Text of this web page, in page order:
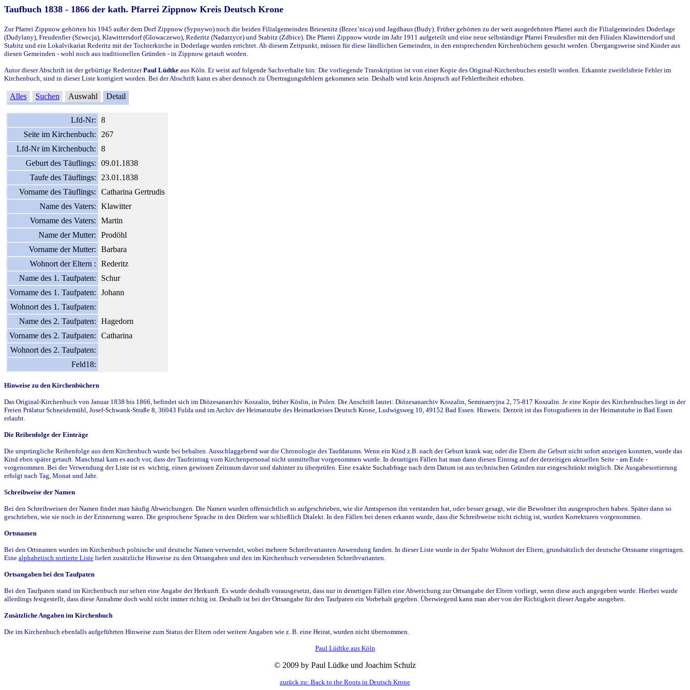
Taufbuch 1838 - 1866 der kath. Pfarrei Zippnow Kreis Deutsch Krone
Zur Pfarrei Zippnow gehörten bis 1945 außer dem Dorf Zippnow (Sypnywo) noch die beiden Filialgemeinden Briesenitz (Brzez`nica) und Jagdhaus (Budy). Früher gehörten zu der weit ausgedehnten Pfarrei auch die Filialgemeinden Doderlage
(Dudylany), Freudenfier (Szwecja), Klawittersdorf (Glowaczewo), Rederitz (Nadarzyce) und Stabitz (Zdbice). Die Pfarrei Zippnow wurde im Jahr 1911 aufgeteilt und eine neue selbständige Pfarrei Freudenfier mit den Filialen Klawittersdorf und
Stabitz und ein Lokalvikariat Rederitz mit der Tochterkirche in Doderlage wurden errichtet. Ab diesem Zeitpunkt, müssen für diese ländlichen Gemeinden, in den entsprechenden Kirchenbüchern gesucht werden. Übergangsweise sind Kinder aus
diesen Gemeinden - wohl noch aus traditionellen Gründen - in Zippnow getauft worden.
Autor dieser Abschrift ist der gebürtige RederitzerPaul Lüdtke aus Köln. Er weist auf folgende Sachverhalte hin: Die vorliegende Transkription ist von einer Kopie des Original-Kirchenbuches erstellt worden. Erkannte zweifelsfreie Fehler im
Kirchenbuch, sind in dieser Liste korrigiert worden. Bei der Abschrift kann es aber dennoch zu Übertragungsfehlern gekommen sein. Deshalb wird kein Anspruch auf Fehlerfreiheit erhoben.
Alles Suchen Auswahl Detail
Lfd-Nr:
8
Seite im Kirchenbuch:
267
Lfd-Nr im Kirchenbuch:
8
Geburt des Täuflings:
09.01.1838
Taufe des Täuflings:
23.01.1838
Vorname des Täuflings:
Catharina Gertrudis
Name des Vaters:
Klawitter
Vorname des Vaters:
Martin
Name der Mutter:
Prodöhl
Vorname der Mutter:
Barbara
Wohnort der Eltern :
Rederitz
Name des 1. Taufpaten:
Schur
Vorname des 1. Taufpaten:
Johann
Wohnort des 1. Taufpaten:
Name des 2. Taufpaten:
Hagedorn
Vorname des 2. Taufpaten:
Catharina
Wohnort des 2. Taufpaten:
Feld18:
Hinweise zu den Kirchenbüchern
Das Original-Kirchenbuch von Januar 1838 bis 1866, befindet sich im Diözesanarchiv Koszalin, früher Köslin, in Polen. Die Anschrift lautet: Diözesanarchiv Koszalin, Seminarryjna 2, 75-817 Koszalin. Je eine Kopie des Kirchenbuches liegt in der
Freien Prälatur Schneidemühl, Josef-Schwank-Straße 8, 36043 Fulda und im Archiv der Heimatstube des Heimatkreises Deutsch Krone, Ludwigsweg 10, 49152 Bad Essen. Hinweis: Derzeit ist das Fotografieren in der Heimatstube in Bad Essen
erlaubt.
Die Reihenfolge der Einträge
Die ursprüngliche Reihenfolge aus dem Kirchenbuch wurde bei behalten. Ausschlaggebend war die Chronologie des Taufdatums. Wenn ein Kind z.B. nach der Geburt krank war, oder die Eltern die Geburt nicht sofort anzeigen konnten, wurde das
Kind eben später getauft. Manchmal kam es auch vor, dass der Taufeintrag vom Kirchenpersonal nicht unmittelbar vorgenommen wurde. In derartigen Fällen hat man dann diesen Eintrag auf der derzeitigen aktuellen Seite - am Ende -
vorgenommen. Bei der Verwendung der Liste ist es wichtig, einen gewissen Zeitraum davor und dahinter zu überprüfen. Eine exakte Suchabfrage nach dem Datum ist aus technischen Gründen nur eingeschränkt möglich. Die Ausgabesortierung
erfolgt nach Tag, Monat und Jahr.
Schreibweise der Namen
Bei den Schreibweisen der Namen findet man häufig Abweichungen. Die Namen wurden offensichtlich so aufgeschrieben, wie die Amtsperson ihn verstanden hat, oder besser gesagt, wie die Bewohner ihn ausgesprochen haben. Später dann so
geschrieben, wie sie noch in der Erinnerung waren. Die gesprochene Sprache in den Dörfern war schließlich Dialekt. In den Fällen bei denen erkannt wurde, dass die Schreibweise nicht richtig ist, wurden Korrekturen vorgenommen.
Ortsnamen
Bei den Ortsnamen wurden im Kirchenbuch polnische und deutsche Namen verwendet, wobei mehrere Schreibvarianten Anwendung fanden. In dieser Liste wurde in der Spalte Wohnort der Eltern, grundsätzlich der deutsche Ortsname eingetragen.
Eine alphabetisch sortierte Liste liefert zusätzliche Hinweise zu den Ortsangaben und den im Kirchenbuch verwendeten Schreibvarianten.
Ortsangaben bei den Taufpaten
Bei den Taufpaten stand im Kirchenbuch nur selten eine Angabe der Herkunft. Es wurde deshalb vorausgesetzt, dass nur in derartigen Fällen eine Abweichung zur Ortsangabe der Eltern vorliegt, wenn diese auch angegeben wurde. Hierbei wurde
allerdings festgestellt, dass diese Annahme doch wohl nicht immer richtig ist. Deshalb ist bei der Ortsangabe für den Taufpaten ein Vorbehalt gegeben. Überwiegend kann man aber von der Richtigkeit dieser Angabe ausgehen.
Zusätzliche Angaben im Kirchenbuch
Die im Kirchenbuch ebenfalls aufgeführten Hinweise zum Status der Eltern oder weitere Angaben wie z. B. eine Heirat, wurden nicht übernommen.
Paul Lüdtke aus Köln
© 2009 by Paul Lüdke und Joachim Schulz
zurück zu: Back to the Roots in Deutsch Krone